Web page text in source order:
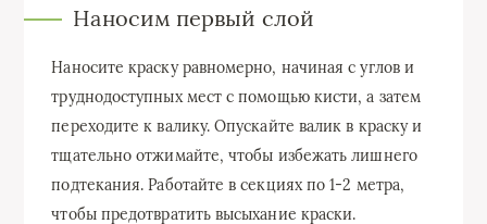
Наносим первый слой
Наносите краску равномерно, начиная с углов и
труднодоступных мест с помощью кисти, а затем
переходите к валику. Опускайте валик в краску и
тщательно отжимайте, чтобы избежать лишнего
подтекания. Работайте в секциях по 1-2 метра,
чтобы предотвратить высыхание краски.